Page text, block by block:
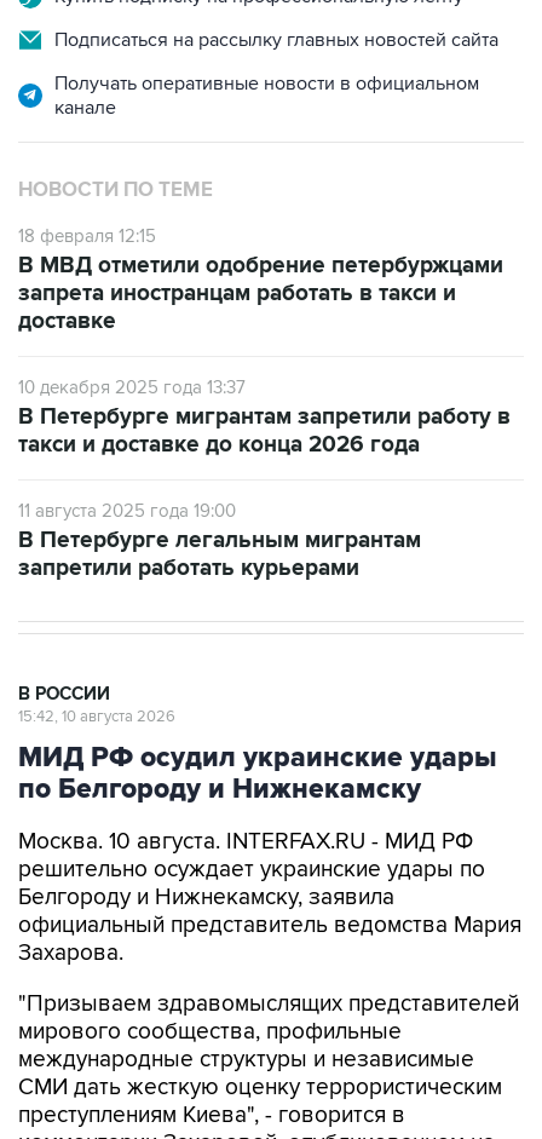
Подписаться на рассылку главных новостей сайта
Получать оперативные новости в официальном
канале
НОВОСТИ ПО ТЕМЕ
18 февраля 12:15
В МВД отметили одобрение петербуржцами
запрета иностранцам работать в такси и
доставке
10 декабря 2025 года 13:37
В Петербурге мигрантам запретили работу в
такси и доставке до конца 2026 года
11 августа 2025 года 19:00
В Петербурге легальным мигрантам
запретили работать курьерами
В РОССИИ
15:42, 10 августа 2026
МИД РФ осудил украинские удары
по Белгороду и Нижнекамску
Москва. 10 августа. INTERFAX.RU - МИД РФ
решительно осуждает украинские удары по
Белгороду и Нижнекамску, заявила
официальный представитель ведомства Мария
Захарова.
"Призываем здравомыслящих представителей
мирового сообщества, профильные
международные структуры и независимые
СМИ дать жесткую оценку террористическим
преступлениям Киева", - говорится в